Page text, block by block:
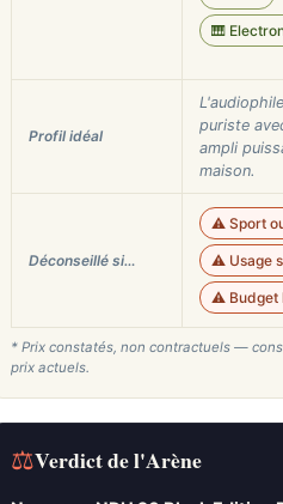
🎹
Profil idéal
L'audiophile
puriste
ampli
maison.
Déconseillé si…
⚠️ Sport
⚠️ Usage
⚠️ Budget
* Prix constatés, non contractuels —
prix actuels.
⚖Verdict de l'Arène